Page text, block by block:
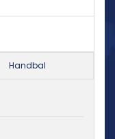
Handbal